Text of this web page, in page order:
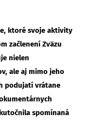
ktoré svoje aktivity
začlenení Zväzu
nielen
ale aj mimo jeho
podujatí vrátane
spomínaná